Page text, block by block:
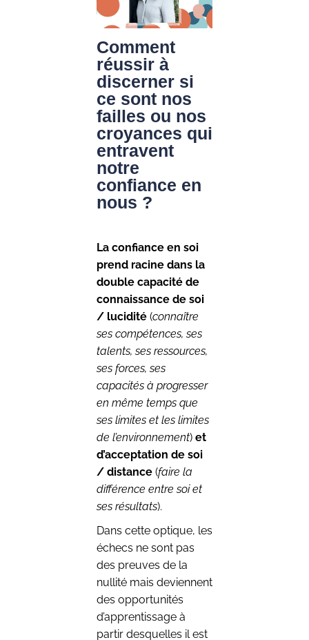
Comment
réussir à
discerner si
ce sont nos
failles ou nos
croyances qui
entravent
notre
confiance en
nous ?
La confiance en soi
prend racine dans la
double capacité de
connaissance de soi
/ lucidité (connaître
ses compétences, ses
talents, ses ressources,
ses forces, ses
capacités à progresser
en même temps que
ses limites et les limites
de l’environnement) et
d’acceptation de soi
/ distance (faire la
différence entre soi et
ses résultats).
Dans cette optique, les
échecs ne sont pas
des preuves de la
nullité mais deviennent
des opportunités
d’apprentissage à
partir desquelles il est